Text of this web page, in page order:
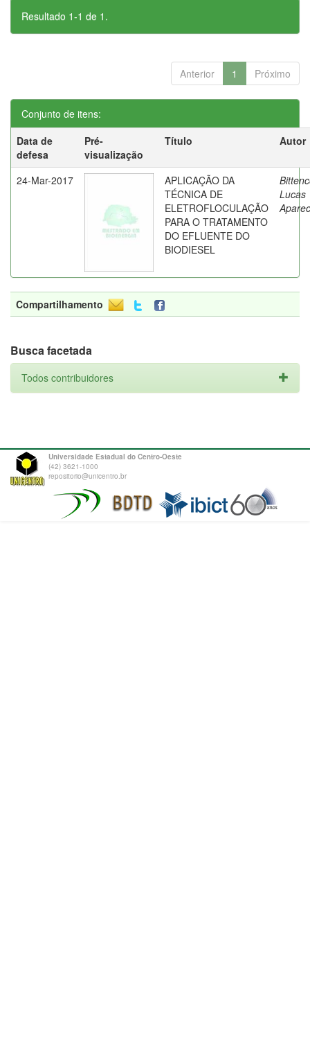
Resultado 1-1 de 1.
Anterior 1 Próximo
Conjunto de itens:
Data de
defesa
Pré-
visualização
Título Autor
24-Mar-2017
APLICAÇÃO DA
TÉCNICA DE
ELETROFLOCULAÇÃO
PARA O TRATAMENTO
DO EFLUENTE DO
BIODIESEL
Lucas
Compartilhamento
Busca facetada
Todos contribuidores
Universidade Estadual do Centro-Oeste
(42) 3621-1000
repositorio@unicentro.br